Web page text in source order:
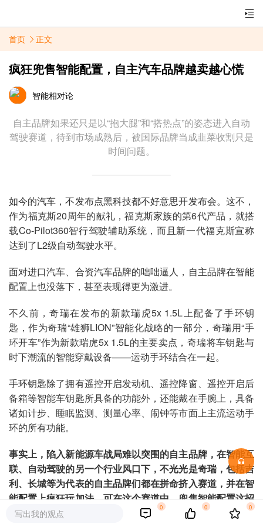
首页 正文
疯狂兜售智能配置，自主汽车品牌越卖越心慌
智能相对论
自主品牌如果还只是以“抱大腿”和“搭热点”的姿态进入自动
驾驶赛道，待到市场成熟后，被国际品牌当成韭菜收割只是
时间问题。
如今的汽车，不发布点黑科技都不好意思开发布会。这不，
作为福克斯20周年的献礼，福克斯家族的第6代产品，就搭
载Co-Pilot360智行驾驶辅助系统，而且新一代福克斯宣称
达到了L2级自动驾驶水平。
面对进口汽车、合资汽车品牌的咄咄逼人，自主品牌在智能
配置上也没落下，甚至表现得更为激进。
不久前，奇瑞在发布的新款瑞虎5x 1.5L上配备了手环钥
匙，作为奇瑞“雄狮LION”智能化战略的一部分，奇瑞用“手
环开车”作为新款瑞虎5x 1.5L的主要卖点，奇瑞将车钥匙与
时下潮流的智能穿戴设备——运动手环结合在一起。
手环钥匙除了拥有遥控开启发动机、遥控降窗、遥控开启后
备箱等智能车钥匙所具备的功能外，还能戴在手腕上，具备
诸如计步、睡眠监测、测量心率、闹钟等市面上主流运动手
环的所有功能。
事实上，陷入新能源车战局难以突围的自主品牌，在智能互
联、自动驾驶的另一个行业风口下，不光光是奇瑞，包括吉
利、长城等为代表的自主品牌们都在拼命挤入赛道，并在智
能配置上疯狂玩加法。可在这个赛道中，兜售智能配置这招
真的好使吗？
写出我的观点
0 0 0